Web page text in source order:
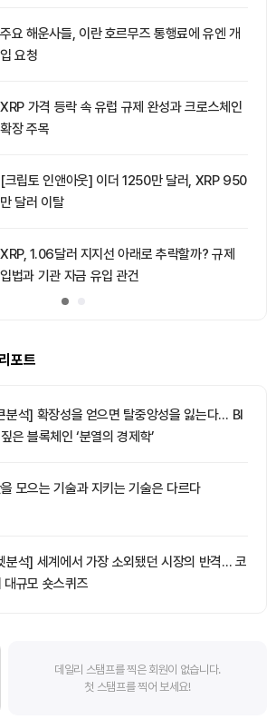
주요 해운사들, 이란 호르무즈 통행료에 유엔 개
입 요청
XRP 가격 등락 속 유럽 규제 완성과 크로스체인
확장 주목
[크립토 인앤아웃] 이더 1250만 달러, XRP 950
만 달러 이탈
XRP, 1.06달러 지지선 아래로 추락할까? 규제
입법과 기관 자금 유입 관건
포트
분석] 확장성을 얻으면 탈중앙성을 잃는다… BI
은 블록체인 ‘분열의 경제학’
모으는 기술과 지키는 기술은 다르다
분석] 세계에서 가장 소외됐던 시장의 반격… 코
대규모 숏스퀴즈
데일리 스탬프를 찍은 회원이 없습니다.
첫 스탬프를 찍어 보세요!